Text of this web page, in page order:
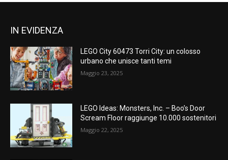
IN EVIDENZA
LEGO City 60473 Torri City: un colosso
urbano che unisce tanti temi
Maggio 23, 2025
LEGO Ideas: Monsters, Inc. – Boo’s Door
Scream Floor raggiunge 10.000 sostenitori
Maggio 22, 2025